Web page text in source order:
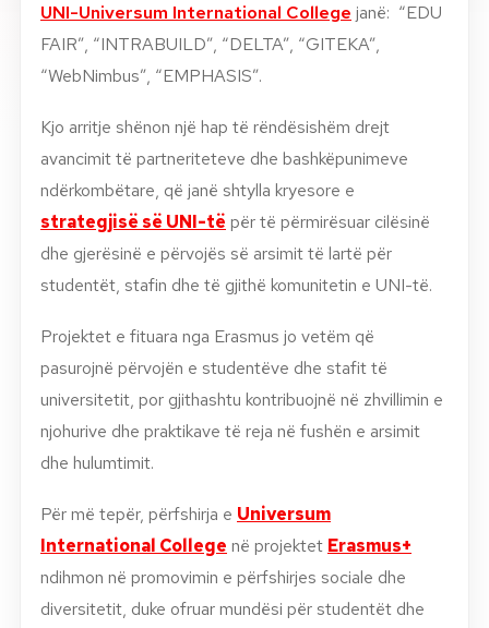
UNI-Universum International College janë: “EDU
FAIR”, “INTRABUILD”, “DELTA”, “GITEKA”,
“WebNimbus”, “EMPHASIS”.
Kjo arritje shënon një hap të rëndësishëm drejt
avancimit të partneriteteve dhe bashkëpunimeve
ndërkombëtare, që janë shtylla kryesore e
strategjisë së UNI-të për të përmirësuar cilësinë
dhe gjerësinë e përvojës së arsimit të lartë për
studentët, stafin dhe të gjithë komunitetin e UNI-të.
Projektet e fituara nga Erasmus jo vetëm që
pasurojnë përvojën e studentëve dhe stafit të
universitetit, por gjithashtu kontribuojnë në zhvillimin e
njohurive dhe praktikave të reja në fushën e arsimit
dhe hulumtimit.
Për më tepër, përfshirja e Universum
International College në projektet Erasmus+
ndihmon në promovimin e përfshirjes sociale dhe
diversitetit, duke ofruar mundësi për studentët dhe